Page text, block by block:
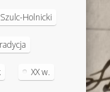
Szulc-Holnicki
XX w.